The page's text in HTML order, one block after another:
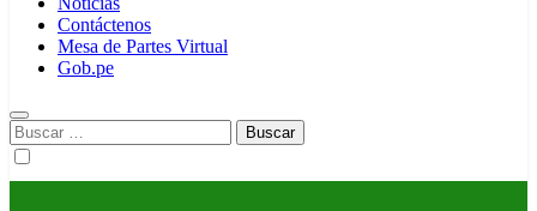
Contáctenos
Mesa de Partes Virtual
Gob.pe
Buscar: